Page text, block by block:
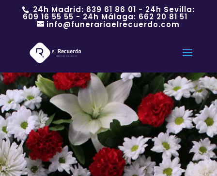
24h Madrid: 639 61 86 01 - 24h Sevilla:
609 16 55 55 - 24h Málaga: 662 20 81 51
info@funerariaelrecuerdo.com